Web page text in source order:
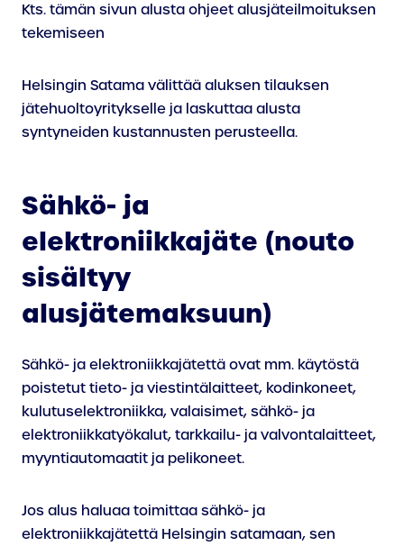
Kts. tämän sivun alusta ohjeet alusjäteilmoituksen
tekemiseen
Helsingin Satama välittää aluksen tilauksen
jätehuoltoyritykselle ja laskuttaa alusta
syntyneiden kustannusten perusteella.
Sähkö- ja
elektroniikkajäte (nouto
sisältyy
alusjätemaksuun)
Sähkö- ja elektroniikkajätettä ovat mm. käytöstä
poistetut tieto- ja viestintälaitteet, kodinkoneet,
kulutuselektroniikka, valaisimet, sähkö- ja
elektroniikkatyökalut, tarkkailu- ja valvontalaitteet,
myyntiautomaatit ja pelikoneet.
Jos alus haluaa toimittaa sähkö- ja
elektroniikkajätettä Helsingin satamaan, sen